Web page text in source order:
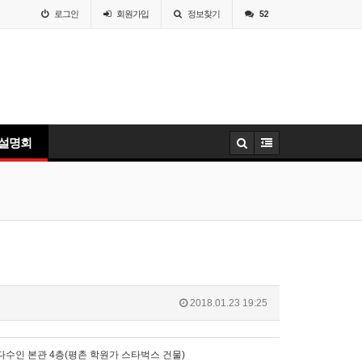
로그인 회원가입 정보찾기 52
명회
2018.01.23 19:25
수인 본관 4층(평촌 학원가 스타벅스 건물)